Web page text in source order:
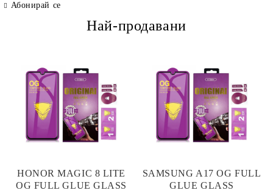
Абонирай се
Най-продавани
HONOR MAGIC 8 LITE
OG FULL GLUE GLASS
SAMSUNG A17 OG FULL
GLUE GLASS